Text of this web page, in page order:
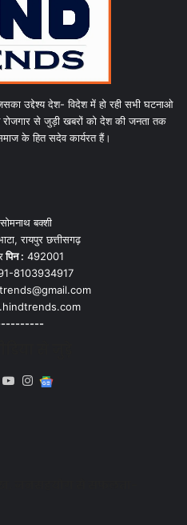
उद्देश्य देश- विदेश में हो रही सभी घटनाओ
रोजगार से जुड़ी खबरों को देश की जनता तक
के हित सदेव कार्यरत हैं।
सोमनाथ बक्शी
रायपुर छत्तीसगढ़
पिन : 492001
8103934917
X YouTubeInstagram